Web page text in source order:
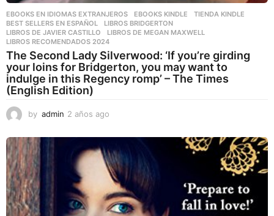
EBOOKS EN IDIOMAS EXTRANJEROS ,EBOOKS KINDLE ,TIENDA KINDLE
BEST SELLERS EN ESPAÑOL
,LIBROS BRIDGERTON
LIBROS DE JAVIER CASTILLO
,LIBROS DE MEGAN MAXWELL
LIBROS RECOMENDADOS 2024
The Second Lady Silverwood: ‘If you’re girding
your loins for Bridgerton, you may want to
indulge in this Regency romp’ – The Times
(English Edition)
by admin 2 años ago
ñ
o
s
a
g
o